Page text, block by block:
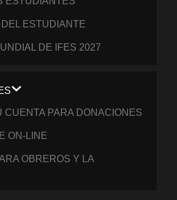
ESTUDIANTE
DE IFES 2027
CUENTA PARA DONACIONES
ON-LINE
OBREROS Y LA